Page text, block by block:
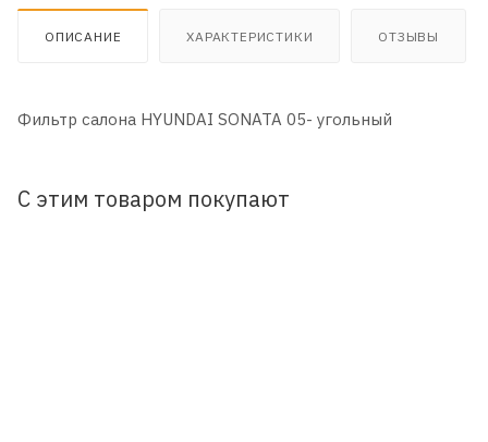
ОПИСАНИЕ ХАРАКТЕРИСТИКИ ОТЗЫВЫ
Фильтр салона HYUNDAI SONATA 05- угольный
С этим товаром покупают